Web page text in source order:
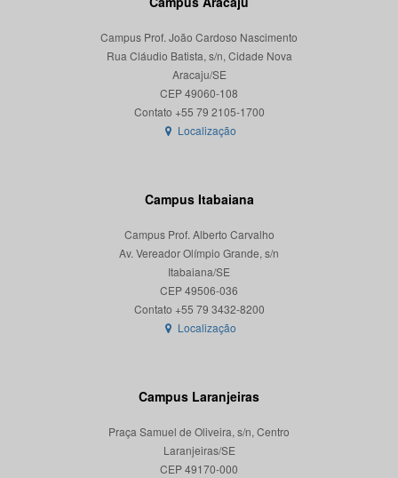
Campus Prof. João Cardoso Nascimento
Rua Cláudio Batista, s/n, Cidade Nova
Aracaju/SE
CEP 49060-108
Localização
Campus Itabaiana
Campus Prof. Alberto Carvalho
Av. Vereador Olímpio Grande, s/n
Itabaiana/SE
CEP 49506-036
Localização
Campus Laranjeiras
Praça Samuel de Oliveira, s/n, Centro
Laranjeiras/SE
CEP 49170-000